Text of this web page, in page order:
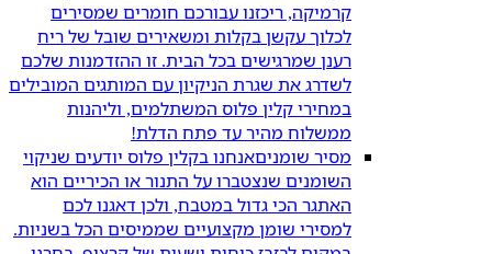
קרמיקה, ריכזנו עבורכם חומרים שמסירים
לכלוך עקשן בקלות ומשאירים שובל של ריח
רענן שמרגישים בכל הבית. זו ההזדמנות שלכם
לשדרג את שגרת הניקיון עם המותגים המובילים
במחירי קלין פלוס המשתלמים, וליהנות
ממשלוח מהיר עד פתח הדלת!
מסיר שומניםאנחנו בקלין פלוס יודעים שניקוי
השומנים שנצטברו על התנור או הכיריים הוא
האתגר הכי גדול במטבח, ולכן דאגנו לכם
למסירי שומן מקצועיים שממיסים הכל בשניות.